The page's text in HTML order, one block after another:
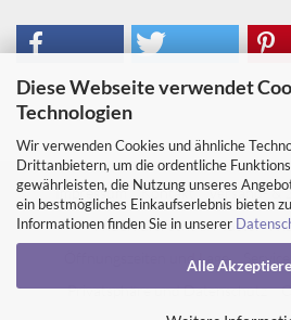
Diese Webseite verwendet
Technologien
Wir verwenden Cookies und ähnliche
Drittanbietern, um die ordentliche
gewährleisten, die Nutzung unseres
ein bestmögliches Einkaufserlebnis bieten
Informationen finden Sie in unserer
Alle
Impressum Kontakt
Versand- &
Widerrufsrecht & Muster-
Öffnungszeiten und Lage
Privatsphäre und Datenschutz